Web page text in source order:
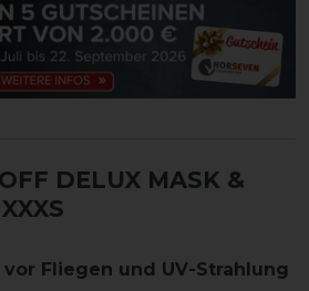
DELUX MASK &
Fliegen und UV-Strahlung